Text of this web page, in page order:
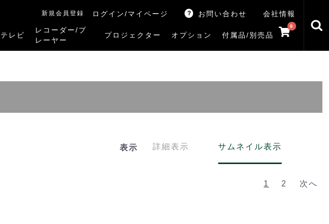
新規会員登録 ログイン/マイページ お問い合わせ 会社情報
テレビ
レコーダー/プ
レーヤー
プロジェクター オプション 付属品/別売品
0
表示 詳細表示 サムネイル表示
1 2 次へ